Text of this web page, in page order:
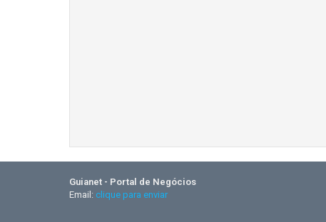
Guianet - Portal de Negócios
Email: clique para enviar